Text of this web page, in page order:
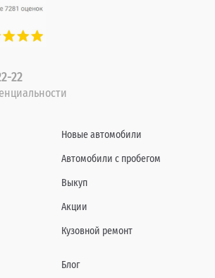
22
Новые автомобили
Автомобили с пробегом
Выкуп
Акции
Кузовной ремонт
Блог